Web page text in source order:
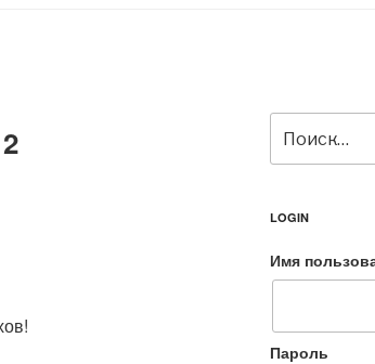
LOGIN
Имя
Пароль